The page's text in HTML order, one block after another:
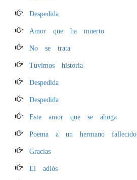
Despedida
Amor que ha muerto
No se trata
Tuvimos historia
Despedida
Despedida
Este amor que se ahoga
Poema a un hermano fallecido
Gracias
El adiós